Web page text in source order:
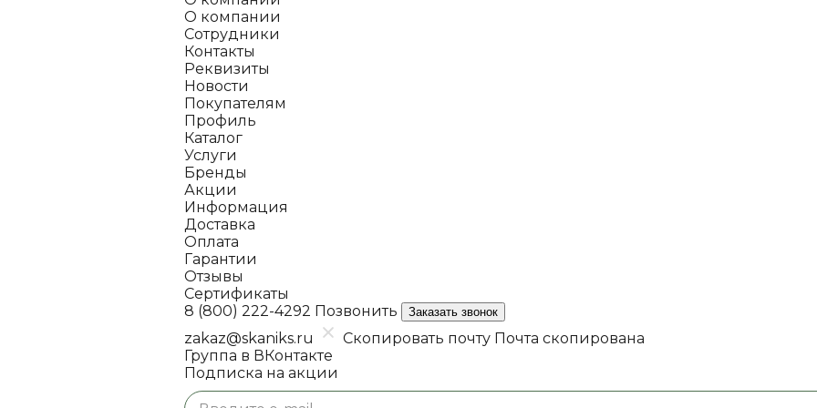
О компании
Сотрудники
Контакты
Реквизиты
Новости
Покупателям
Профиль
Каталог
Услуги
Бренды
Акции
Информация
Доставка
Оплата
Гарантии
Отзывы
Сертификаты
8 (800) 222-4292 Позвонить Заказать звонок
zakaz@skaniks.ru Скопировать почту Почта скопирована
Группа в ВКонтакте
Подписка на акции